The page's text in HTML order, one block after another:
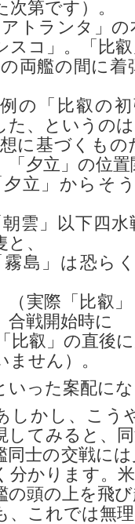
次第です）。
トランタ」の
スコ」。「比
艦の間に着
「比叡の初
た、というの
基づくもの
「夕立」の位
立」からそう
雲」以下四水
と、
島」は恐らく
際「比叡」と
合戦開始時に
」の直後に
ません）。
った案配にな
かし、こう
してみると、
同士の交戦に
分かります。
の頭の上を飛
、これでは無